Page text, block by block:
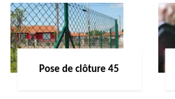
Pose de clôture 45